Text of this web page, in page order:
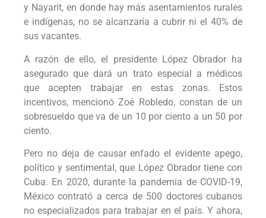
y Nayarit, en donde hay más asentamientos rurales
e indígenas, no se alcanzaría a cubrir ni el 40% de
sus vacantes.
A razón de ello, el presidente López Obrador ha
asegurado que dará un trato especial a médicos
que acepten trabajar en estas zonas. Estos
incentivos, mencionó Zoé Robledo, constan de un
sobresueldo que va de un 10 por ciento a un 50 por
ciento.
Pero no deja de causar enfado el evidente apego,
político y sentimental, que López Obrador tiene con
Cuba. En 2020, durante la pandemia de COVID-19,
México contrató a cerca de 500 doctores cubanos
no especializados para trabajar en el país. Y ahora,